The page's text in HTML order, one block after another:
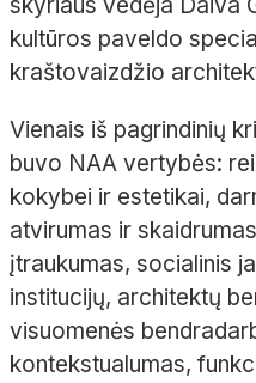
kultūros paveldo
kraštovaizdžio
Vienais iš pagrindinių
buvo NAA vertybės:
kokybei ir estetikai,
atvirumas ir
įtraukumas, socialinis
institucijų, architektų
visuomenės
kontekstualumas,